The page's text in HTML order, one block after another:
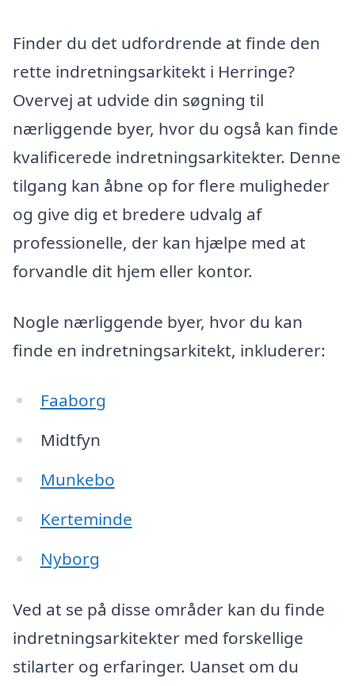
Finder du det udfordrende at finde den
rette indretningsarkitekt i Herringe?
Overvej at udvide din søgning til
nærliggende byer, hvor du også kan finde
kvalificerede indretningsarkitekter. Denne
tilgang kan åbne op for flere muligheder
og give dig et bredere udvalg af
professionelle, der kan hjælpe med at
forvandle dit hjem eller kontor.
Nogle nærliggende byer, hvor du kan
finde en indretningsarkitekt, inkluderer:
Faaborg
Midtfyn
Munkebo
Kerteminde
Nyborg
Ved at se på disse områder kan du finde
indretningsarkitekter med forskellige
stilarter og erfaringer. Uanset om du